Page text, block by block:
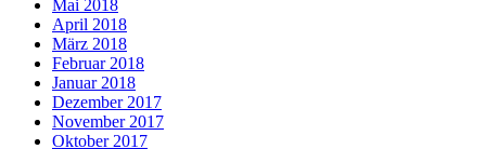
Mai 2018
April 2018
März 2018
Februar 2018
Januar 2018
Dezember 2017
November 2017
Oktober 2017